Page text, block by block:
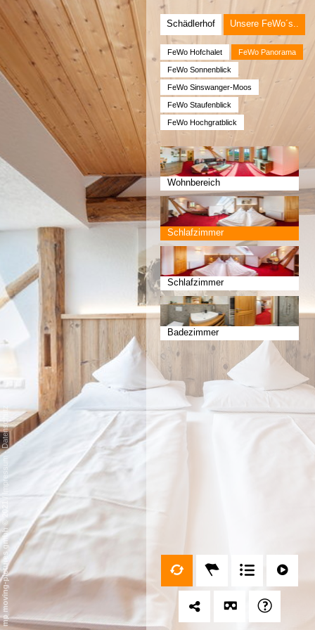
Schädlerhof Unsere FeWo´s..
FeWo Hofchalet FeWo Panorama
FeWo Sonnenblick
FeWo Sinswanger-Moos
FeWo Staufenblick
FeWo Hochgratblick
Wohnbereich
Schlafzimmer
Schlafzimmer
Badezimmer
mp moving-pictures gmbh © 2021
Impressum
-
Datenschutz